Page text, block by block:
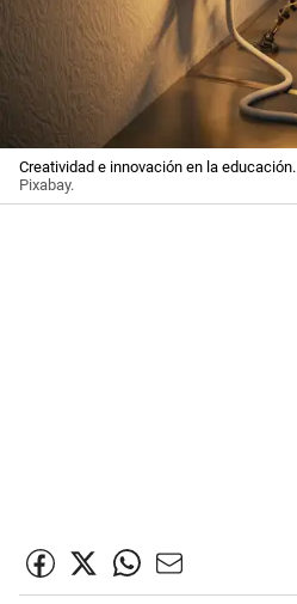
Creatividad e innovación en la educación.
Pixabay.